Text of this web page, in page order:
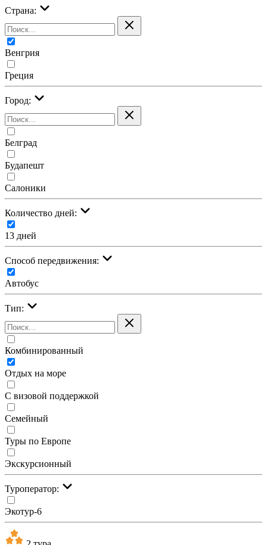
Страна:
Венгрия
Греция
Город:
Белград
Будапешт
Салоники
Количество дней:
13 дней
Cпособ передвижения:
Автобус
Тип:
Комбинированный
Отдых на море
С визовой поддержкой
Семейный
Туры по Европе
Экскурсионный
Туроператор:
Экотур-6